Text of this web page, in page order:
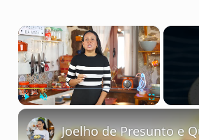
×
Joelho de Presunto e